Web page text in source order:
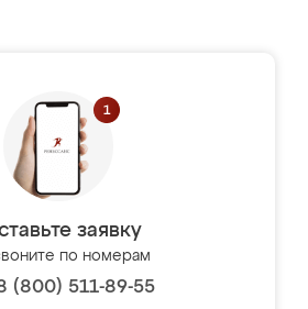
заявку
по номерам
(800) 511-89-55